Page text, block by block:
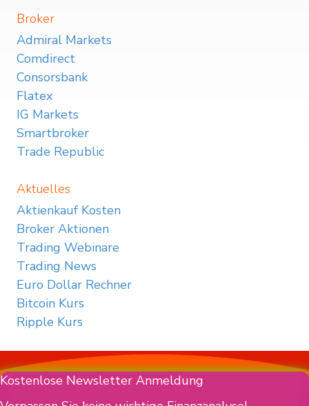
Broker
Admiral Markets
Comdirect
Consorsbank
Flatex
IG Markets
Smartbroker
Trade Republic
Aktuelles
Aktienkauf Kosten
Broker Aktionen
Trading Webinare
Trading News
Euro Dollar Rechner
Bitcoin Kurs
Ripple Kurs
Kostenlose Newsletter Anmeldung